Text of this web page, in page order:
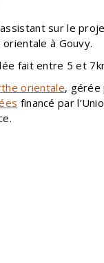
sur le
à Gouvy.
fait entre 5 et
orientale, gérée
financé par